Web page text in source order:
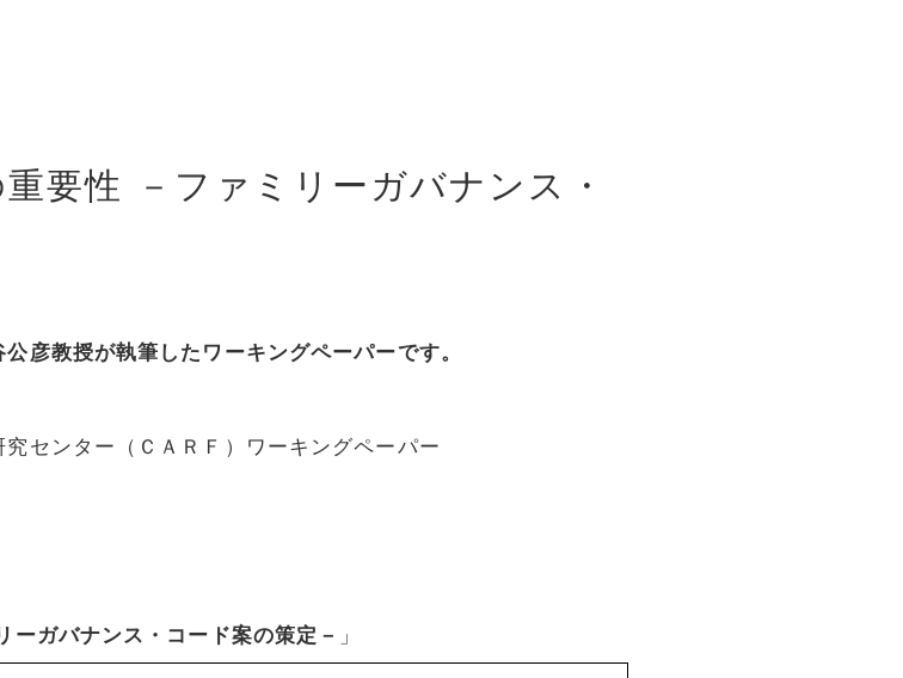
要性 －ファミリーガバナンス・
彦教授が執筆したワーキングペーパーです。
センター（ＣＡＲＦ）ワーキングペーパー
ガバナンス・コード案の策定－ 」